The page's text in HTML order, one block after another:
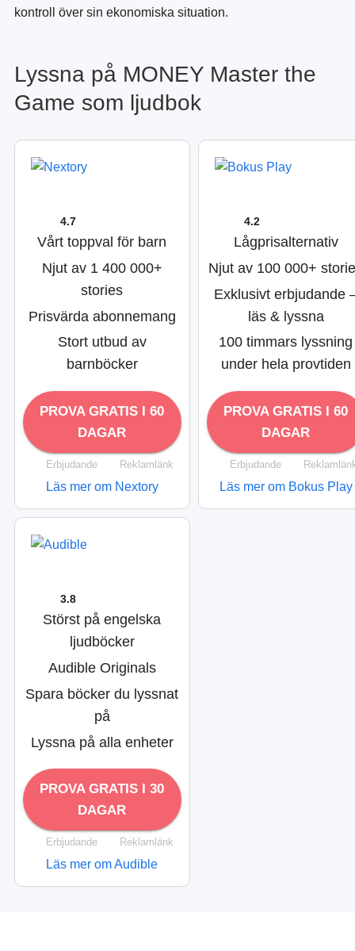
kontroll över sin ekonomiska situation.
Lyssna på MONEY Master the
Game som ljudbok
4.7
Vårt toppval för barn
Njut av 1 400 000+
stories
Prisvärda abonnemang
Stort utbud av
barnböcker
PROVA GRATIS I 60
DAGAR
Erbjudande Reklamlänk
Läs mer om Nextory
4.2
Lågprisalternativ
Njut av 100 000+
Exklusivt erbjudande
läs & lyssna
100 timmars lyssning
under hela provtiden
PROVA GRATIS I 60
DAGAR
Erbjudande
Läs mer om Bokus Play
3.8
Störst på engelska
ljudböcker
Audible Originals
Spara böcker du lyssnat
på
Lyssna på alla enheter
PROVA GRATIS I 30
DAGAR
Erbjudande Reklamlänk
Läs mer om Audible